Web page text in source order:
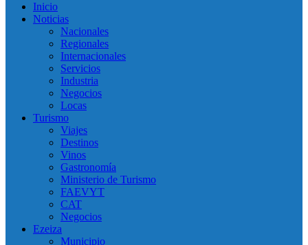
Inicio
Noticias
Nacionales
Regionales
Internacionales
Servicios
Industria
Negocios
Locas
Turismo
Viajes
Destinos
Vinos
Gastronomía
Ministerio de Turismo
FAEVYT
CAT
Negocios
Ezeiza
Municipio